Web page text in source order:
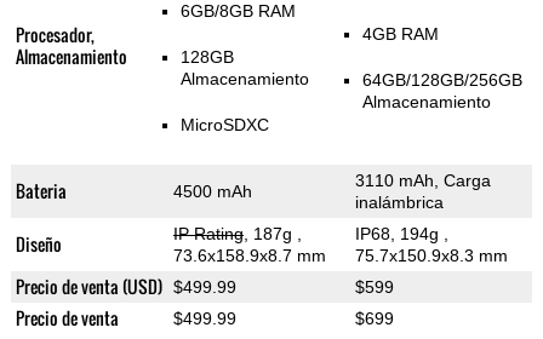
Procesador,
Almacenamiento
6GB/8GB RAM
128GB
Almacenamiento
MicroSDXC
4GB RAM
64GB/128GB/256GB
Almacenamiento
Bateria 4500 mAh
3110 mAh, Carga
inalámbrica
Diseño IP Rating, 187g
73.6x158.9x8.7 mm
IP68, 194g
75.7x150.9x8.3 mm
Precio de venta (USD) $499.99 $599
Precio de venta $499.99 $699